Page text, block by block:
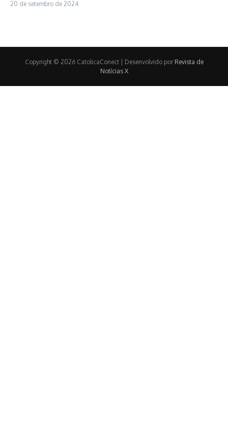
20 de setembro de 2024
Copyright © 2026 CatolicaConect | Desenvolvido por Revista de
Notícias X